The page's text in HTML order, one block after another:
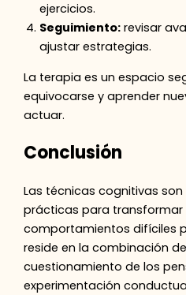
ejercicios.
Seguimiento: revisar
ajustar estrategias.
La terapia es un espacio
equivocarse y aprender
actuar.
Conclusión
Las técnicas cognitivas
prácticas para
comportamientos difíciles
reside en la combinación
cuestionamiento de los
experimentación